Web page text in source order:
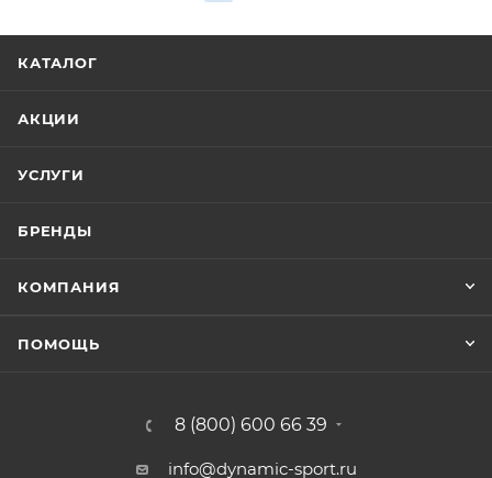
КАТАЛОГ
АКЦИИ
УСЛУГИ
БРЕНДЫ
КОМПАНИЯ
ПОМОЩЬ
8 (800) 600 66 39
info@dynamic-sport.ru